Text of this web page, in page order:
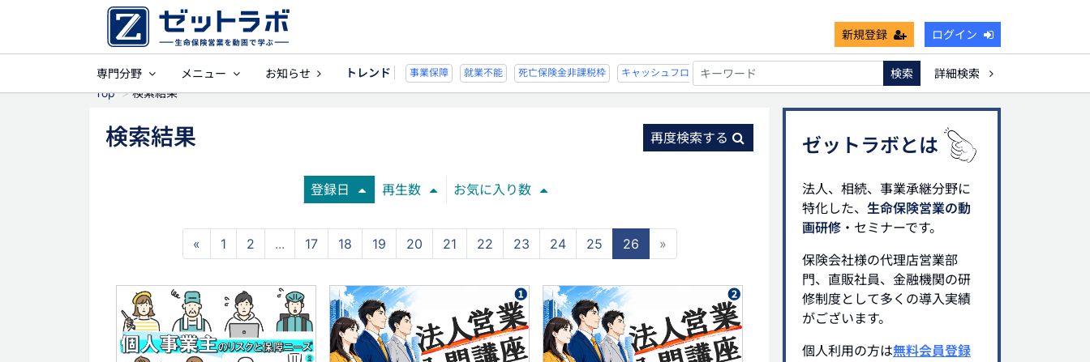
新規登録 ログイン
専門分野 メニュー お知らせ トレンド
事業保障 就業不能 死亡保険金非課税枠 キャッシュフロー 宗教法人 事業保障 就業不能 死亡保険金非課税枠 キャッシュフロー 宗教法人
検索
詳細検索
Top
検索結果
検索結果 再度検索する
登録日 再生数 お気に入り数
« 1 2 ... 17 18 19 20 21 22 23 24 25 26 »
ゼットラボとは
法人、相続、事業承継分野に
特化した、 生命保険営業の動
画研修 ・セミナーです。
保険会社様の代理店営業部
門、直販社員、金融機関の研
修制度として多くの導入実績
がございます。
個人利用の方は無料会員登録